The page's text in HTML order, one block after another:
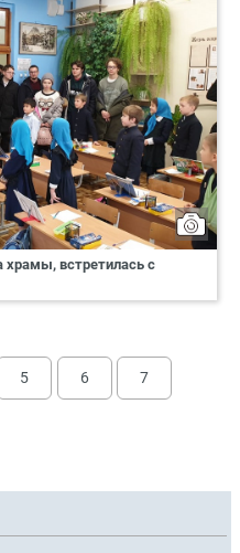
храмы, встретилась с
5 6 7